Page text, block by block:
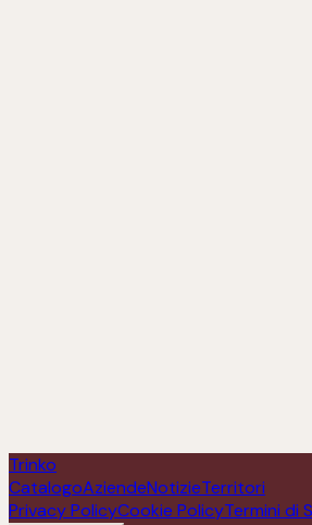
Trinko
CatalogoAziendeNotizieTerritori
Privacy PolicyCookie PolicyTermini di